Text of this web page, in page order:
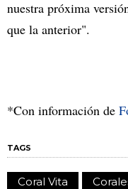
nuestra próxima
que la anterior".
*Con información de
TAGS
Coral Vita